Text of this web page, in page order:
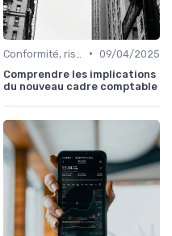
• 09/04/2025
Comprendre les implications
du nouveau cadre comptable